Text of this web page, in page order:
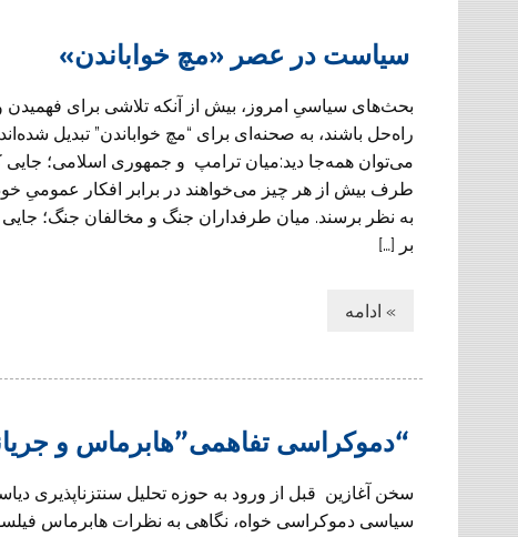
سیاست در عصر «مچ خواباندن»
بحث‌های سیاسیِ امروز، بیش از آنکه تلاشی برای فهمیدن
راه‌حل باشند، به صحنه‌ای برای “مچ خواباندن” تبدیل شده‌اند.
می‌توان همه‌جا دید:میان ترامپ و جمهوری اسلامی؛ جایی
طرف بیش از هر چیز می‌خواهند در برابر افکار عمومیِ
به نظر برسند. میان طرفداران جنگ و مخالفان جنگ؛
بر […]
» ادامه
“دموکراسی تفاهمی”هابرماس و
سخن آغازین قبل از ورود به حوزه تحلیل سنتزناپذیری
سیاسی دموکراسی خواه، نگاهی به نظرات هابرماس